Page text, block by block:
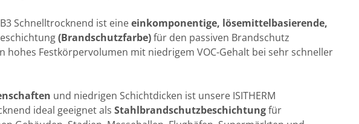
Schnelltrocknend ist eineeinkomponentige, lösemittelbasierende,
(Brandschutzfarbe)für den passiven Brandschutz
hohes Festkörpervolumen mit niedrigem VOC-Gehalt bei sehr schneller
und niedrigen Schichtdicken ist unsere ISITHERM
ideal geeignet als Stahlbrandschutzbeschichtungfür